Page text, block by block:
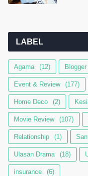
LABEL
Agama (12)
Event & Review (177)
Home Deco (2)
Movie Review (107)
Relationship (1)
Ulasan Drama (18)
insurance (6)